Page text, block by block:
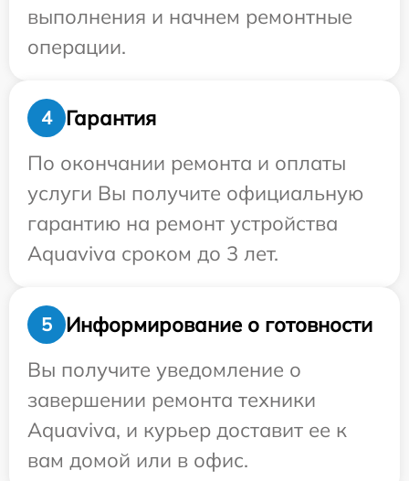
выполнения и начнем ремонтные
операции.
4
Гарантия
По окончании ремонта и оплаты
услуги Вы получите официальную
гарантию на ремонт устройства
Aquaviva сроком до 3 лет.
5
Информирование о готовности
Вы получите уведомление о
завершении ремонта техники
Aquaviva, и курьер доставит ее к
вам домой или в офис.